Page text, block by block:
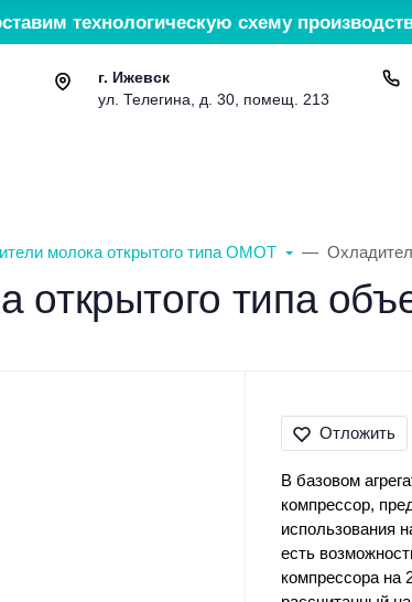
технологическую схему
г. Ижевск
ул. Телегина, д. 30, помещ. 213
молока открытого типа ОМОТ
открытого типа
Отложить
В базовом
компрессор,
использования
есть
компрессора на